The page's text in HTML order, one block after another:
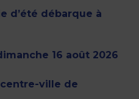
d’été débarque à
16 août 2026
ville de